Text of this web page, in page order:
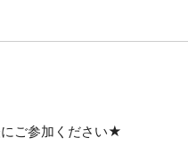
ご参加ください★